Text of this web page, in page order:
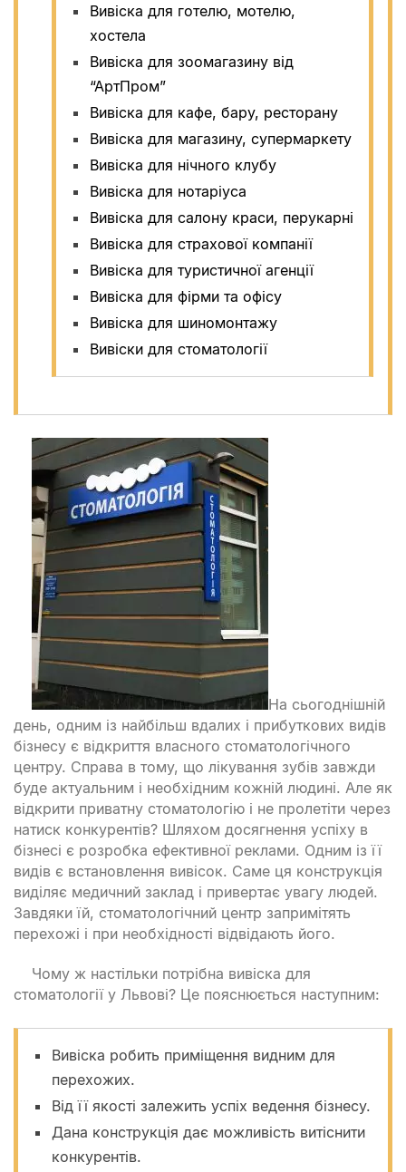
Вивіска для готелю, мотелю,
хостела
Вивіска для зоомагазину від
“АртПром”
Вивіска для кафе, бару, ресторану
Вивіска для магазину, супермаркету
Вивіска для нічного клубу
Вивіска для нотаріуса
Вивіска для салону краси, перукарні
Вивіска для страхової компанії
Вивіска для туристичної агенції
Вивіска для фірми та офісу
Вивіска для шиномонтажу
Вивіски для стоматології
На сьогоднішній
день, одним із найбільш вдалих і прибуткових видів
бізнесу є відкриття власного стоматологічного
центру. Справа в тому, що лікування зубів завжди
буде актуальним і необхідним кожній людині. Але як
відкрити приватну стоматологію і не пролетіти через
натиск конкурентів? Шляхом досягнення успіху в
бізнесі є розробка ефективної реклами. Одним із її
видів є встановлення вивісок. Саме ця конструкція
виділяє медичний заклад і привертає увагу людей.
Завдяки їй, стоматологічний центр запримітять
перехожі і при необхідності відвідають його.
Чому ж настільки потрібна вивіска для
стоматології у Львові? Це пояснюється наступним:
Вивіска робить приміщення видним для
перехожих.
Від її якості залежить успіх ведення бізнесу.
Дана конструкція дає можливість витіснити
конкурентів.